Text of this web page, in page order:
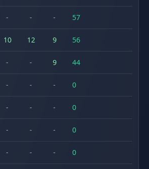
- - - 57
10 12 9 56
- - 9 44
- - - 0
- - - 0
- - - 0
- - - 0